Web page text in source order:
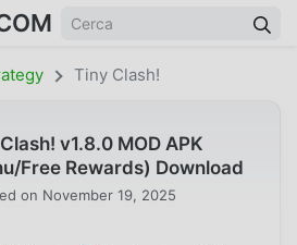
Tiny Clash!
v1.8.0 MOD APK
Free Rewards) Download
on November 19, 2025